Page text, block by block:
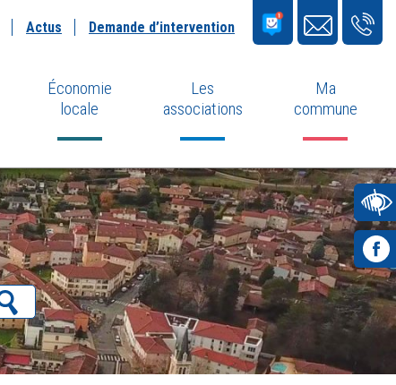
Actus Demande d’intervention
Économie
locale
Les
associations
Ma
commune